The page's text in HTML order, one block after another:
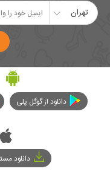
تهران
دانلود از گوگل پلی
دانلود